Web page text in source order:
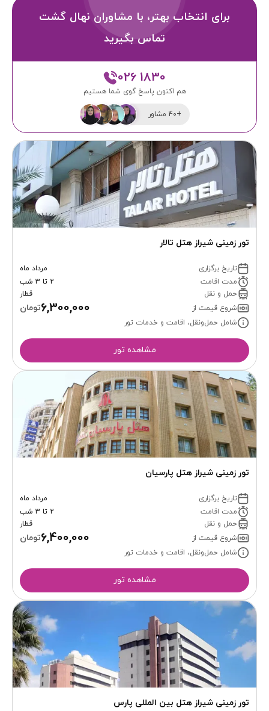
برای انتخاب بهتر، با مشاوران نهال گشت
تماس بگیرید
+40 مشاور
026 1830
هم اکنون پاسخ گوی شما هستیم
تور زمینی شیراز هتل تالار
تاریخ برگزاری
مرداد ماه
مدت اقامت
2 تا 3 شب
حمل و نقل
قطار
شروع قیمت از
6,300,000تومان
شامل حمل‌ونقل، اقامت و خدمات تور
مشاهده تور
تور زمینی شیراز هتل پارسیان
تاریخ برگزاری
مرداد ماه
مدت اقامت
2 تا 3 شب
حمل و نقل
قطار
شروع قیمت از
6,400,000تومان
شامل حمل‌ونقل، اقامت و خدمات تور
مشاهده تور
تور زمینی شیراز هتل بین المللی پارس